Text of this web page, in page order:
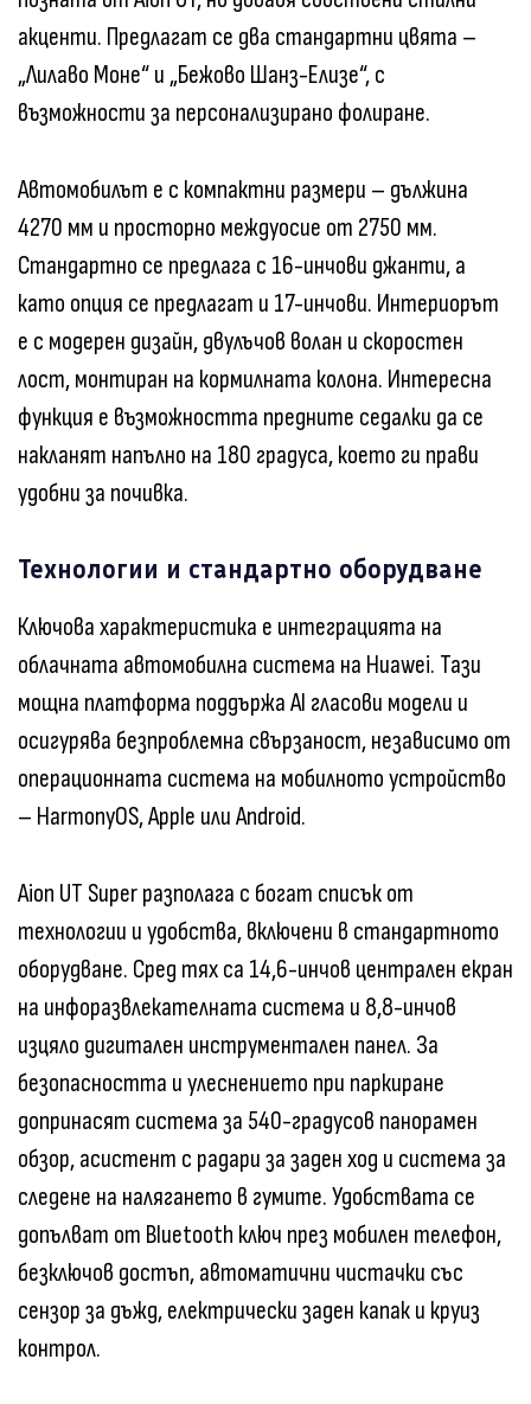
акценти. Предлагат се два стандартни цвята –
„Лилаво Моне“ и „Бежово Шанз-Елизе“, с
възможности за персонализирано фолиране.
Автомобилът е с компактни размери – дължина
4270 мм и просторно междуосие от 2750 мм.
Стандартно се предлага с 16-инчови джанти, а
като опция се предлагат и 17-инчови. Интериорът
е с модерен дизайн, двулъчов волан и скоростен
лост, монтиран на кормилната колона. Интересна
функция е възможността предните седалки да се
накланят напълно на 180 градуса, което ги прави
удобни за почивка.
Технологии и стандартно оборудване
Ключова характеристика е интеграцията на
облачната автомобилна система на Huawei. Тази
мощна платформа поддържа AI гласови модели и
осигурява безпроблемна свързаност, независимо от
операционната система на мобилното устройство
– HarmonyOS, Apple или Android.
Aion UT Super разполага с богат списък от
технологии и удобства, включени в стандартното
оборудване. Сред тях са 14,6-инчов централен екран
на инфоразвлекателната система и 8,8-инчов
изцяло дигитален инструментален панел. За
безопасността и улеснението при паркиране
допринасят система за 540-градусов панорамен
обзор, асистент с радари за заден ход и система за
следене на налягането в гумите. Удобствата се
допълват от Bluetooth ключ през мобилен телефон,
безключов достъп, автоматични чистачки със
сензор за дъжд, електрически заден капак и круиз
контрол.